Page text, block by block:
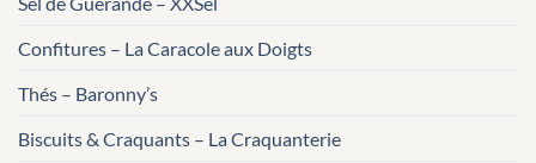
Confitures – La Caracole aux Doigts
Thés – Baronny’s
Biscuits & Craquants – La Craquanterie